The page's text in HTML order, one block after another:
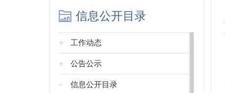
信息公开目录
工作动态
公告公示
信息公开目录